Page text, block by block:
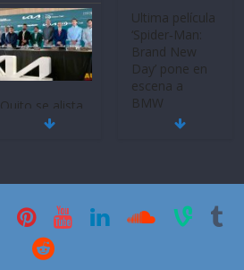
Quito se alista
para un nuevo
2026
¿Qué puede
pasar con tu
3 de agosto de